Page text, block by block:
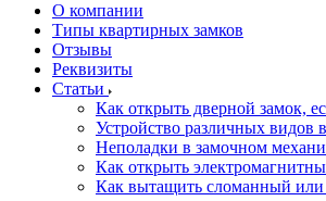
О компании
Типы квартирных замков
Отзывы
Реквизиты
Статьи
Как открыть дверной замок,
Устройство различных видов
Неполадки в замочном
Как открыть
Как вытащить сломанный или